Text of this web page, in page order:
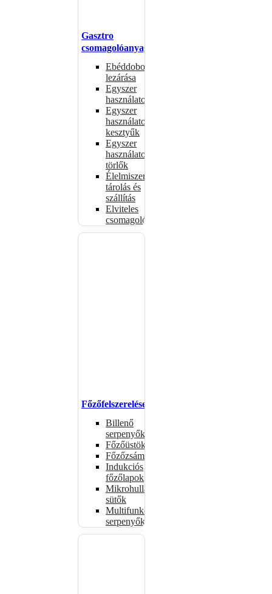
Gasztro
csomagolóanyagok
Ebéddobozok
lezárása
Egyszer
használatos
Egyszer
használatos
kesztyűk
Egyszer
használatos
törlők
Élelmiszer-
tárolás és
szállítás
Elviteles
csomagolóanyagok
Főzőfelszerelések
Billenő
serpenyők
Főzőüstök
Főzőzsámolyok
Indukciós
főzőlapok
Mikrohullámú
sütők
Multifunkciós
serpenyők